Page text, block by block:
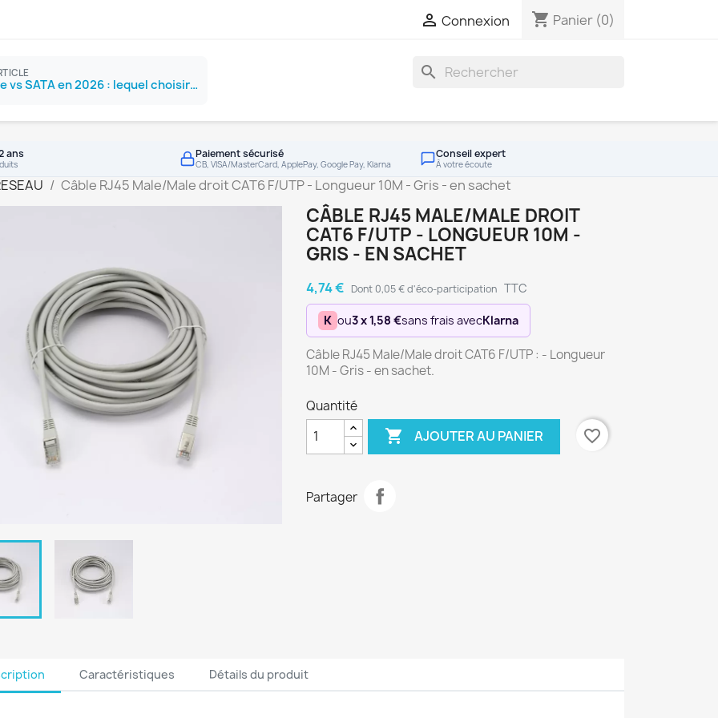
 Connexion shopping_cart Panier (0)
SSD NVMe vs SATA en 2026 : lequel choisir ?
search
ans Paiement sécurisé
CB, VISA/MasterCard, ApplePay, Google Pay, Klarna
Conseil expert
À votre écoute
Câble RJ45 Male/Male droit CAT6 F/UTP - Longueur 10M - Gris - en sachet
CÂBLE RJ45 MALE/MALE DROIT
CAT6 F/UTP - LONGUEUR 10M -
GRIS - EN SACHET
4,74 € Dont 0,05 € d'éco-participation TTC
K ou3 x 1,58 €sans frais avecKlarna
Câble RJ45 Male/Male droit CAT6 F/UTP : - Longueur
10M - Gris - en sachet.
Quantité
 AJOUTER AU PANIER favorite_border
Partager
Caractéristiques Détails du produit